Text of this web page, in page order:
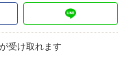
受け取れます